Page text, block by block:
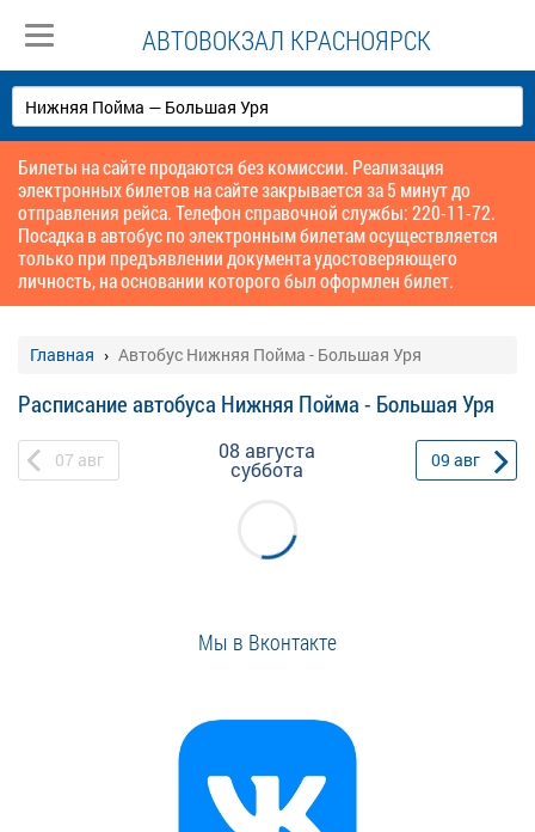
АВТОВОКЗАЛ КРАСНОЯРСК
Билеты на сайте продаются без комиссии. Реализация
электронных билетов на сайте закрывается за 5 минут до
отправления рейса. Телефон справочной службы: 220-11-72.
Посадка в автобус по электронным билетам осуществляется
только при предъявлении документа удостоверяющего
личность, на основании которого был оформлен билет.
Главная Автобус Нижняя Пойма - Большая Уря
Расписание автобуса Нижняя Пойма - Большая Уря
07 авг 08 августа
суббота 09 авг
Мы в Вконтакте